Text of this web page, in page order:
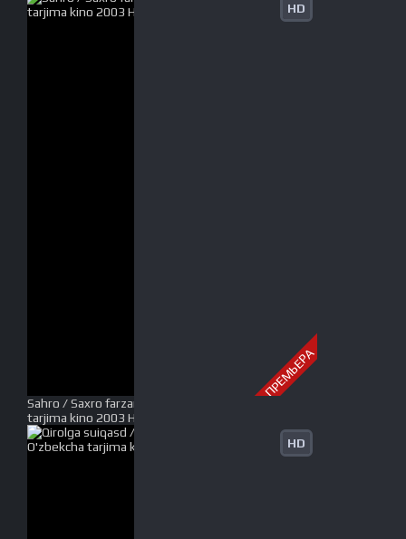
HD
ПРЕМЬЕРА
Sahro / Saxro farzandi Uzbek tilida O'zbekcha
tarjima kino 2003 HD tas-ix skachat
HD